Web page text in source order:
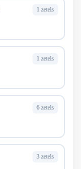
1 zetels
1 zetels
6 zetels
3 zetels